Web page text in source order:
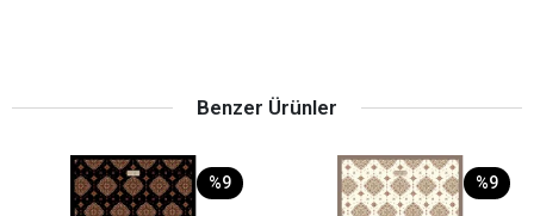
Benzer Ürünler
%9 %9